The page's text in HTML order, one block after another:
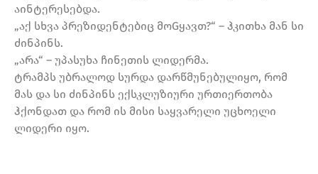
აინტერესებდა.
„აქ სხვა პრეზიდენტებიც მოGყავთ?“ – ჰკითხა მან სი
ძინპინს.
„არა“ – უპასუხა ჩინეთის ლიდერმა.
ტრამპს უბრალოდ სურდა დარწმუნებულიყო, რომ
მას და სი ძინპინს ექსკლუზიური ურთიერთობა
ჰქონდათ და რომ ის მისი საყვარელი უცხოელი
ლიდერი იყო.